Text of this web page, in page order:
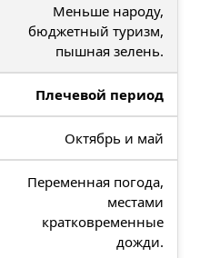
Меньше народу,
бюджетный туризм,
пышная зелень.
Плечевой период
Октябрь и май
Переменная погода,
местами
кратковременные
дожди.